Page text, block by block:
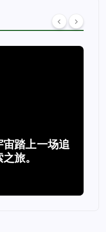
宙踏上一场追
旅。